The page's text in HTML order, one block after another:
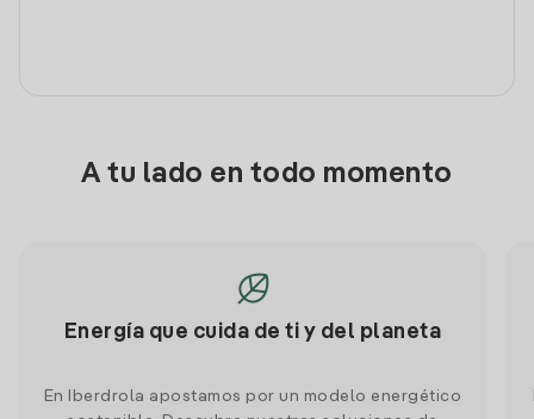
A tu lado en todo momento
Energía que cuida de ti y del planeta
En Iberdrola apostamos por un modelo energético